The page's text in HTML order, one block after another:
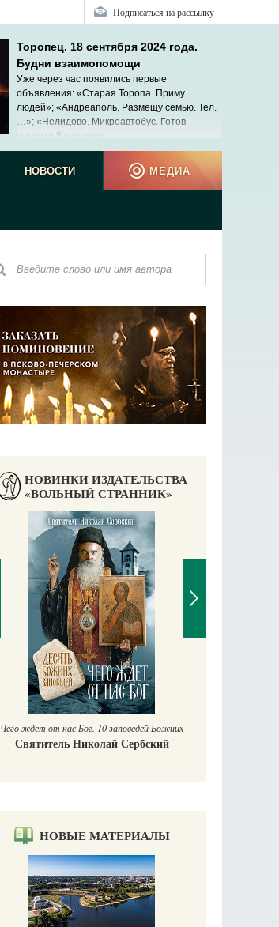
Подписаться на рассылку
Торопец. 18 сентября 2024 года.
Будни взаимопомощи
Уже через час появились первые
объявления: «Старая Торопа. Приму
людей»; «Андреаполь. Размещу семью. Тел.
…»; «Нелидово. Микроавтобус. Готов
вывезти 8 человек»...
НОВОСТИ МЕДИА
НОВИНКИ ИЗДАТЕЛЬСТВА
«ВОЛЬНЫЙ СТРАННИК»
Чего ждет от нас Бог. 10 заповедей Божиих
Святитель Николай Сербский
НОВЫЕ МАТЕРИАЛЫ